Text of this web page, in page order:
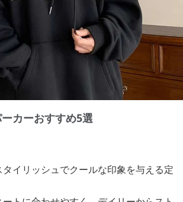
カーおすすめ5選
イリッシュでクールな印象を与える定